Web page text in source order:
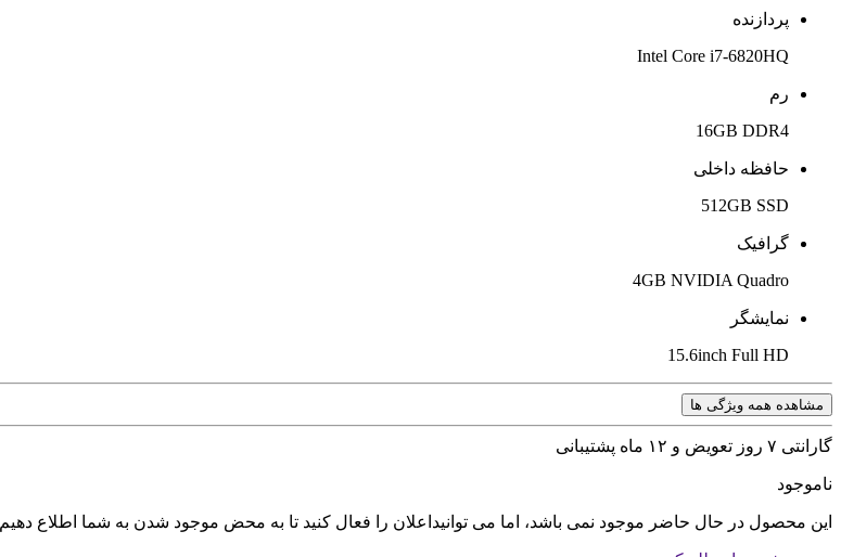
پردازنده
Intel Core i7-6820HQ
رم
16GB DDR4
حافظه داخلی
512GB SSD
گرافیک
4GB NVIDIA Quadro
نمایشگر
15.6inch Full HD
مشاهده همه ویژگی ها
گارانتی ۷ روز تعویض و ۱۲ ماه پشتیبانی
ناموجود
این محصول در حال حاضر موجود نمی باشد، اما می توانیداعلان را فعال کنید تا به محض موجود شدن به شما اطلاع دهیم